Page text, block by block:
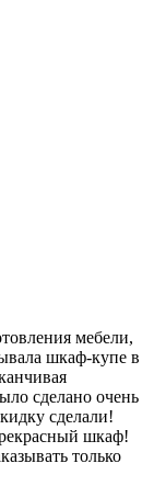
мебели,
шкаф-купе в
сделано очень
сделали!
шкаф!
только